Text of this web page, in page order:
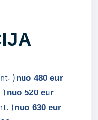
) nuo 480 eur
) nuo 520 eur
)nuo 630 eur